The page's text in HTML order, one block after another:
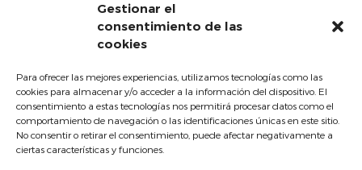
Gestionar el
consentimiento de las
cookies
Para ofrecer las mejores experiencias, utilizamos tecnologías como las
cookies para almacenar y/o acceder a la información del dispositivo. El
consentimiento a estas tecnologías nos permitirá procesar datos como el
comportamiento de navegación o las identificaciones únicas en este sitio.
No consentir o retirar el consentimiento, puede afectar negativamente a
ciertas características y funciones.
noticias en cuanto a medicina y el COMBU
Acepto la política de privacidad
Suscribirse